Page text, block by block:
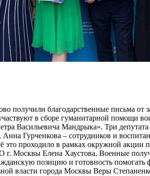
получили благодарственные письма от
в сборе гуманитарной помощи
Васильевича Мандрыка». Три
Гурченкова – сотрудников и
проходило в рамках окружной акции
г. Москвы Елена Хаустова. Военные
позицию и готовность помогать
власти города Москвы Веры